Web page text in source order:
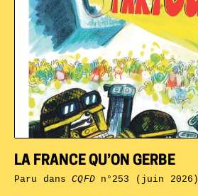
LA FRANCE QU’ON GERBE
Paru dansCQFDn°253 (juin 2026)